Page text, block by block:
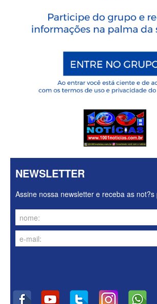
NEWSLETTER
Assine nossa newsletter e receba as not?s